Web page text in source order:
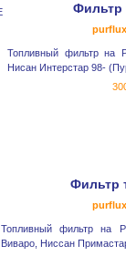
Фильтр
purflux
Топливный фильтр на
Нисан Интерстар 98-
Фильтр
purflux
Топливный фильтр на
Виваро, Ниссан